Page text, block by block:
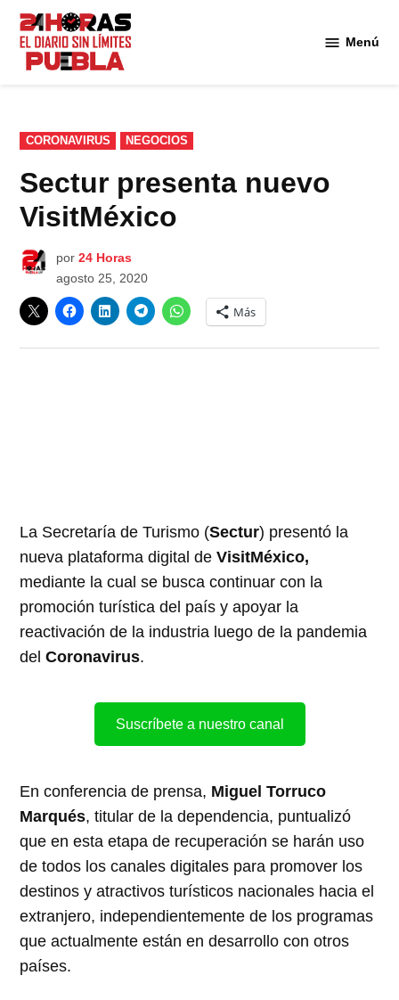
Saltar
contenido
Menú
PUBLICADO
EN
CORONAVIRUS NEGOCIOS
Sectur presenta nuevo
VisitMéxico
por 24 Horas
agosto 25, 2020
Más
La Secretaría de Turismo (Sectur) presentó la
nueva plataforma digital de VisitMéxico,
mediante la cual se busca continuar con la
promoción turística del país y apoyar la
reactivación de la industria luego de la pandemia
delCoronavirus.
Suscríbete a nuestro canal
En conferencia de prensa, Miguel Torruco
Marqués, titular de la dependencia, puntualizó
que en esta etapa de recuperación se harán uso
de todos los canales digitales para promover los
destinos y atractivos turísticos nacionales hacia el
extranjero, independientemente de los programas
que actualmente están en desarrollo con otros
países.